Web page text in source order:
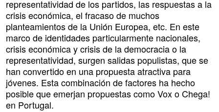
representatividad de los partidos, las respuestas a la
crisis económica, el fracaso de muchos
planteamientos de la Unión Europea, etc. En este
marco de identidades particularmente nacionales,
crisis económica y crisis de la democracia o la
representatividad, surgen salidas populistas, que se
han convertido en una propuesta atractiva para
jóvenes. Esta combinación de factores ha hecho
posible que emerjan propuestas como Vox o Chega!
en Portugal.